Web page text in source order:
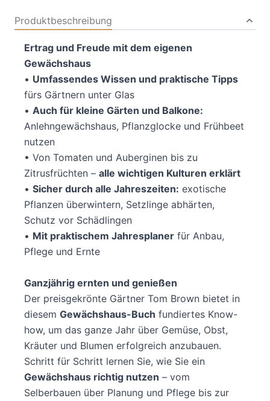
Produktbeschreibung
Ertrag und Freude mit dem eigenen
Gewächshaus
• Umfassendes Wissen und praktische Tipps
fürs Gärtnern unter Glas
• Auch für kleine Gärten und Balkone:
Anlehngewächshaus, Pflanzglocke und Frühbeet
nutzen
• Von Tomaten und Auberginen bis zu
Zitrusfrüchten – alle wichtigen Kulturen erklärt
• Sicher durch alle Jahreszeiten: exotische
Pflanzen überwintern, Setzlinge abhärten,
Schutz vor Schädlingen
• Mit praktischem Jahresplaner für Anbau,
Pflege und Ernte
Ganzjährig ernten und genießen
Der preisgekrönte Gärtner Tom Brown bietet in
diesem Gewächshaus-Buch fundiertes Know-
how, um das ganze Jahr über Gemüse, Obst,
Kräuter und Blumen erfolgreich anzubauen.
Schritt für Schritt lernen Sie, wie Sie ein
Gewächshaus richtig nutzen – vom
Selberbauen über Planung und Pflege bis zur